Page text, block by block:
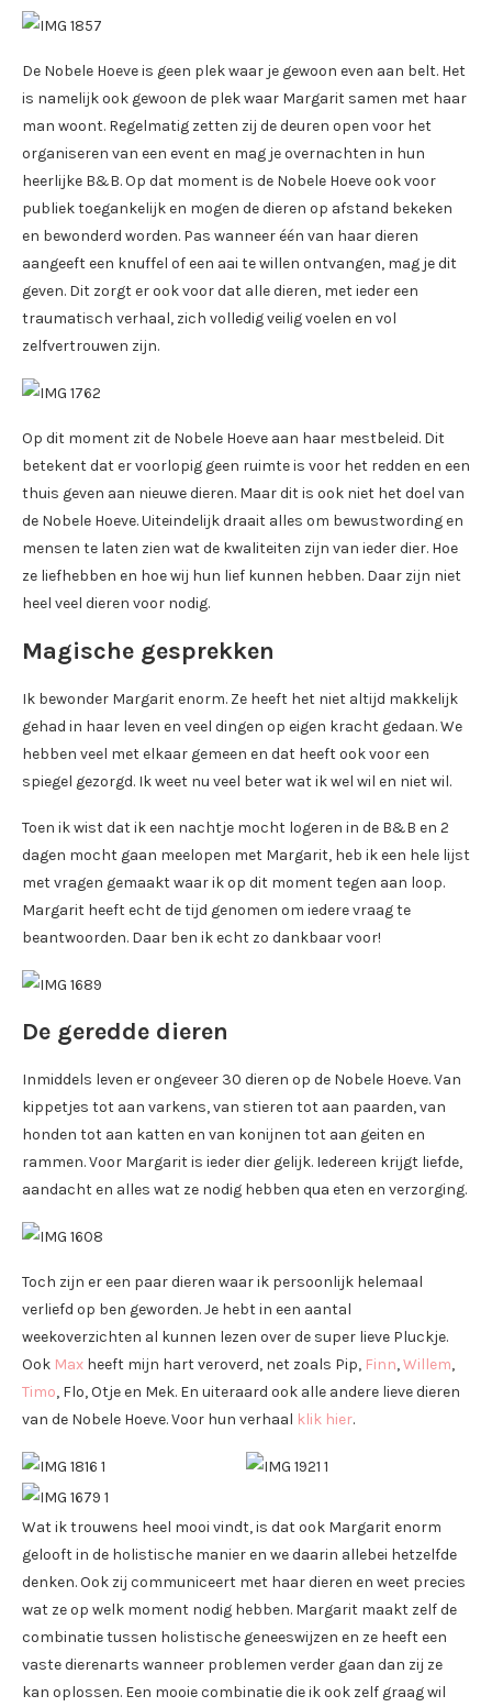
De Nobele Hoeve is geen plek waar je gewoon even aan belt. Het
is namelijk ook gewoon de plek waar Margarit samen met haar
man woont. Regelmatig zetten zij de deuren open voor het
organiseren van een event en mag je overnachten in hun
heerlijke B&B. Op dat moment is de Nobele Hoeve ook voor
publiek toegankelijk en mogen de dieren op afstand bekeken
en bewonderd worden. Pas wanneer één van haar dieren
aangeeft een knuffel of een aai te willen ontvangen, mag je dit
geven. Dit zorgt er ook voor dat alle dieren, met ieder een
traumatisch verhaal, zich volledig veilig voelen en vol
zelfvertrouwen zijn.
Op dit moment zit de Nobele Hoeve aan haar mestbeleid. Dit
betekent dat er voorlopig geen ruimte is voor het redden en een
thuis geven aan nieuwe dieren. Maar dit is ook niet het doel van
de Nobele Hoeve. Uiteindelijk draait alles om bewustwording en
mensen te laten zien wat de kwaliteiten zijn van ieder dier. Hoe
ze liefhebben en hoe wij hun lief kunnen hebben. Daar zijn niet
heel veel dieren voor nodig.
Magische gesprekken
Ik bewonder Margarit enorm. Ze heeft het niet altijd makkelijk
gehad in haar leven en veel dingen op eigen kracht gedaan. We
hebben veel met elkaar gemeen en dat heeft ook voor een
spiegel gezorgd. Ik weet nu veel beter wat ik wel wil en niet wil.
Toen ik wist dat ik een nachtje mocht logeren in de B&B en 2
dagen mocht gaan meelopen met Margarit, heb ik een hele lijst
met vragen gemaakt waar ik op dit moment tegen aan loop.
Margarit heeft echt de tijd genomen om iedere vraag te
beantwoorden. Daar ben ik echt zo dankbaar voor!
De geredde dieren
Inmiddels leven er ongeveer 30 dieren op de Nobele Hoeve. Van
kippetjes tot aan varkens, van stieren tot aan paarden, van
honden tot aan katten en van konijnen tot aan geiten en
rammen. Voor Margarit is ieder dier gelijk. Iedereen krijgt liefde,
aandacht en alles wat ze nodig hebben qua eten en verzorging.
Toch zijn er een paar dieren waar ik persoonlijk helemaal
verliefd op ben geworden. Je hebt in een aantal
weekoverzichten al kunnen lezen over de super lieve Pluckje.
Ook Max heeft mijn hart veroverd, net zoals Pip, Finn,Willem,
Timo, Flo, Otje en Mek. En uiteraard ook alle andere lieve dieren
van de Nobele Hoeve. Voor hun verhaal klik hier.
Wat ik trouwens heel mooi vindt, is dat ook Margarit enorm
gelooft in de holistische manier en we daarin allebei hetzelfde
denken. Ook zij communiceert met haar dieren en weet precies
wat ze op welk moment nodig hebben. Margarit maakt zelf de
combinatie tussen holistische geneeswijzen en ze heeft een
vaste dierenarts wanneer problemen verder gaan dan zij ze
kan oplossen. Een mooie combinatie die ik ook zelf graag wil